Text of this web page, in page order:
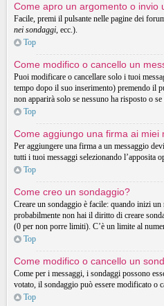
Come apro un argomento o invio
Facile, premi il pulsante nelle pagine dei
nei sondaggi, ecc.).
Top
Come modifico o cancello un
Puoi modificare o cancellare solo i tuoi
tempo dopo il suo inserimento) premendo il
non apparirà solo se nessuno ha risposto o
Top
Come aggiungo una firma ai miei
Per aggiungere una firma a un messaggio
tutti i tuoi messaggi selezionando l’apposita
Top
Come creo un sondaggio?
Creare un sondaggio è facile: quando inizi
probabilmente non hai il diritto di creare
(0 per non porre limiti). C’è un limite al
Top
Come modifico o cancello un
Come per i messaggi, i sondaggi possono
votato, il sondaggio può essere modificato o
Top